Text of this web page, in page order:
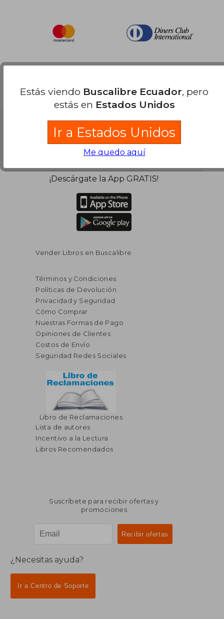
¡Descárgate la App GRATIS!
Vender Libros en Buscalibre
Términos y Condiciones
Políticas de Devolución
Privacidad y Seguridad
Cómo Comprar
Nuestras Formas de Pago
Opiniones de Clientes
Costos de Envío
Seguridad Redes Sociales
Libro de Reclamaciones
Lista de autores
Incentivo a la Lectura
Libros Recomendados
Suscríbete para recibir ofertas y
promociones
¿Necesitas ayuda?
Ir a Centro de Soporte
Estás viendo Buscalibre Ecuador, pero
estás en Estados Unidos
Ir a Estados Unidos
Me quedo aquí